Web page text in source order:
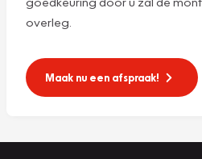
overleg.
Maak nu een afspraak!